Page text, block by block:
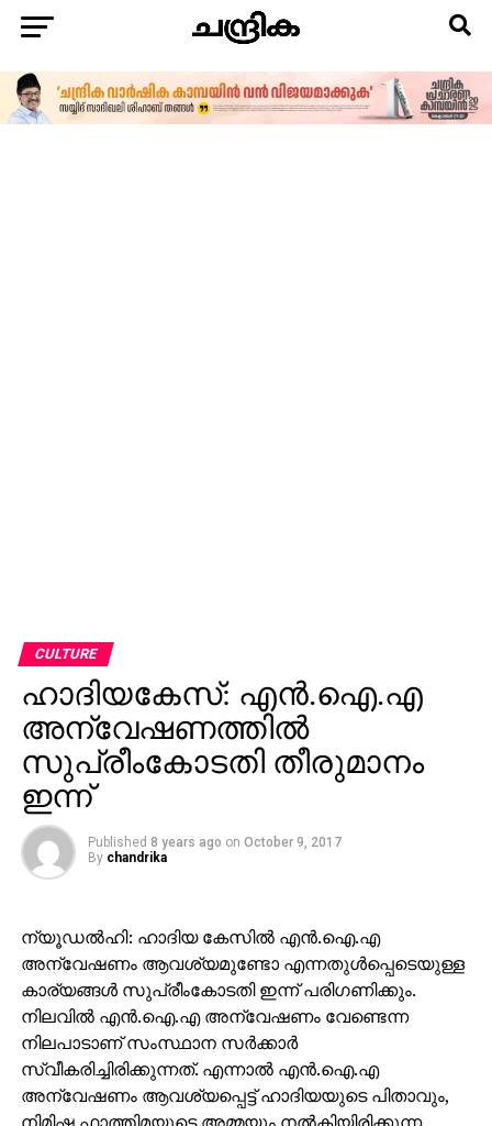
CULTURE
ഹാദിയകേസ്: എന്‍.ഐ.എ
അന്വേഷണത്തില്‍
സുപ്രീംകോടതി തീരുമാനം
ഇന്ന്
Published 8 years ago on October 9, 2017
By chandrika
ന്യൂഡല്‍ഹി: ഹാദിയ കേസില്‍ എന്‍.ഐ.എ
അന്വേഷണം ആവശ്യമുണ്ടോ എന്നതുള്‍പ്പെടെയുള്ള
കാര്യങ്ങള്‍ സുപ്രീംകോടതി ഇന്ന് പരിഗണിക്കും.
നിലവില്‍ എന്‍.ഐ.എ അന്വേഷണം വേണ്ടെന്ന
നിലപാടാണ് സംസ്ഥാന സര്‍ക്കാര്‍
സ്വീകരിച്ചിരിക്കുന്നത്. എന്നാല്‍ എന്‍.ഐ.എ
അന്വേഷണം ആവശ്യപ്പെട്ട് ഹാദിയയുടെ പിതാവും,